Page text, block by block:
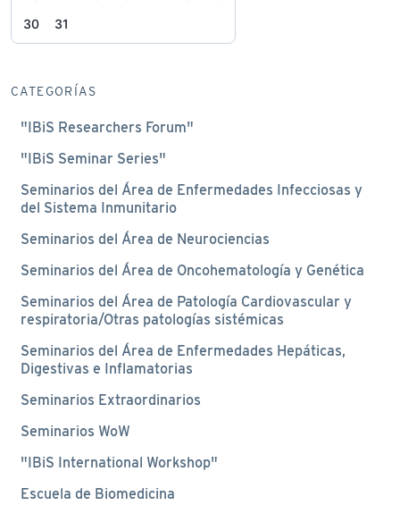
30
31
CATEGORÍAS
"IBiS Researchers Forum"
"IBiS Seminar Series"
Seminarios del Área de Enfermedades Infecciosas y
del Sistema Inmunitario
Seminarios del Área de Neurociencias
Seminarios del Área de Oncohematología y Genética
Seminarios del Área de Patología Cardiovascular y
respiratoria/Otras patologías sistémicas
Seminarios del Área de Enfermedades Hepáticas,
Digestivas e Inflamatorias
Seminarios Extraordinarios
Seminarios WoW
"IBiS International Workshop"
Escuela de Biomedicina